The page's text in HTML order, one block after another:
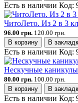
Есть в наличии Код:
ЧитоЛето. Из 2 в 3
96.00 грн. 120.00 грн.
В корзину
В
Есть в наличии Код:
Нескучные
80.00 грн. 100.00 грн.
В корзину
В
Есть в наличии Код: